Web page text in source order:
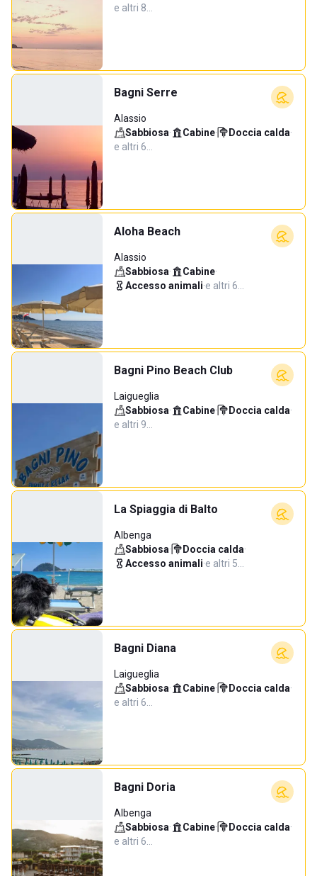
e altri 8…
Bagni Serre
Alassio
Sabbiosa· Cabine· Doccia calda·
e altri 6…
Aloha Beach
Alassio
Sabbiosa· Cabine·
Accesso animali·e altri 6…
Bagni Pino Beach Club
Laigueglia
Sabbiosa· Cabine· Doccia calda·
e altri 9…
La Spiaggia di Balto
Albenga
Sabbiosa· Doccia calda·
Accesso animali·e altri 5…
Bagni Diana
Laigueglia
Sabbiosa· Cabine· Doccia calda·
e altri 6…
Bagni Doria
Albenga
Sabbiosa· Cabine· Doccia calda·
e altri 6…